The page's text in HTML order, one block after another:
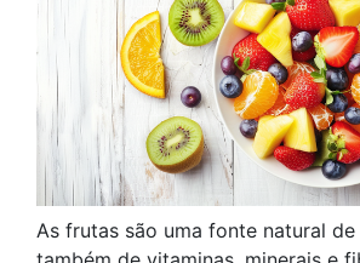
As frutas são uma fonte natural de